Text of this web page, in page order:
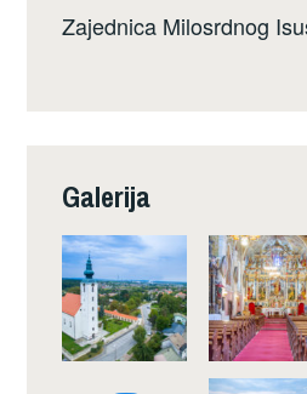
Zajednica Milosrdnog
Galerija